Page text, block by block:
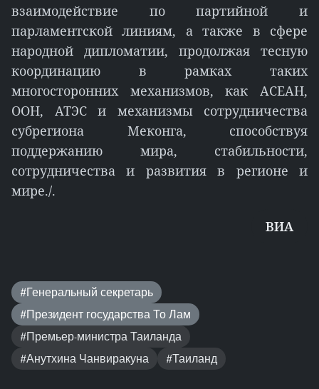
взаимодействие по партийной и
парламентской линиям, а также в сфере
народной дипломатии, продолжая тесную
координацию в рамках таких
многосторонних механизмов, как АСЕАН,
ООН, АТЭС и механизмы сотрудничества
субрегиона Меконга, способствуя
поддержанию мира, стабильности,
сотрудничества и развития в регионе и
мире./.
ВИA
#Генеральный секретарь
#Президент государства То Лам
#Премьер-министра Таиланда
#Анутхина Чанвиракуна
#Таиланд